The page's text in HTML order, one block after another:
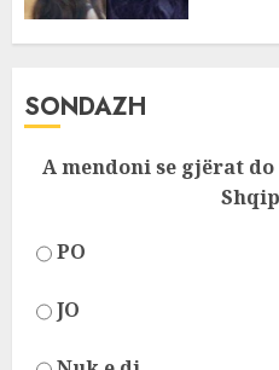
SONDAZH
A mendoni se gjërat
PO
JO